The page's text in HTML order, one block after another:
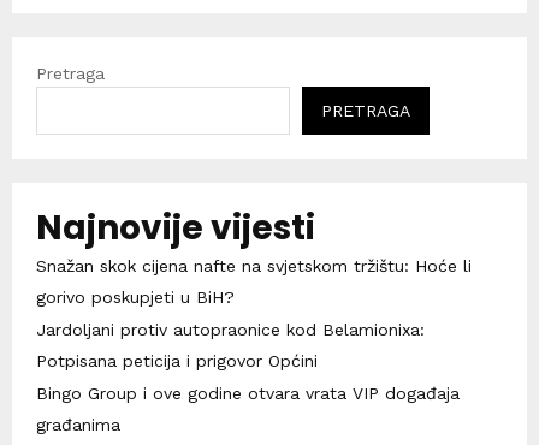
Pretraga
PRETRAGA
Najnovije vijesti
Snažan skok cijena nafte na svjetskom tržištu: Hoće li
gorivo poskupjeti u BiH?
Jardoljani protiv autopraonice kod Belamionixa:
Potpisana peticija i prigovor Općini
Bingo Group i ove godine otvara vrata VIP događaja
građanima